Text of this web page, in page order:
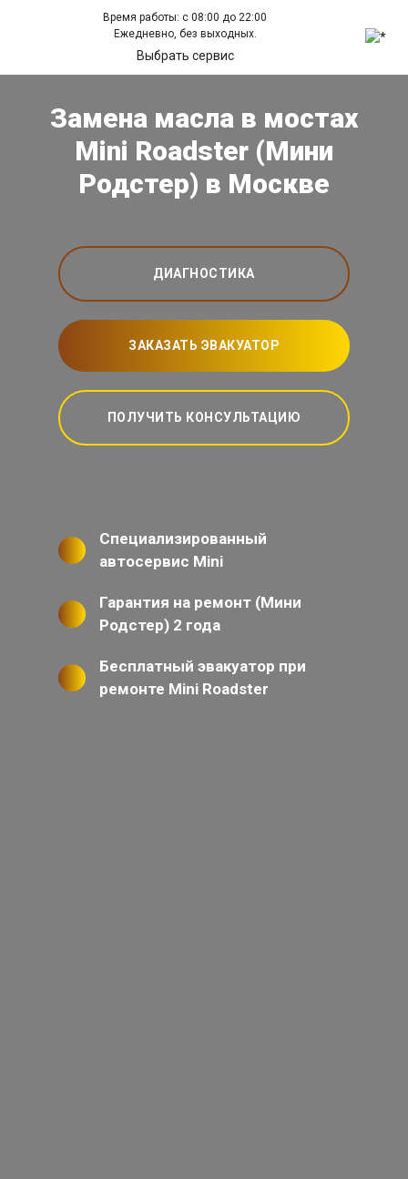
Время работы: с 08:00 до 22:00
Ежедневно, без выходных.
Выбрать сервис
Замена масла в мостах
Mini Roadster (Мини
Родстер) в Москве
ДИАГНОСТИКА
ЗАКАЗАТЬ ЭВАКУАТОР
ПОЛУЧИТЬ КОНСУЛЬТАЦИЮ
Специализированный
автосервис Mini
Гарантия на ремонт (Мини
Родстер) 2 года
Бесплатный эвакуатор при
ремонте Mini Roadster